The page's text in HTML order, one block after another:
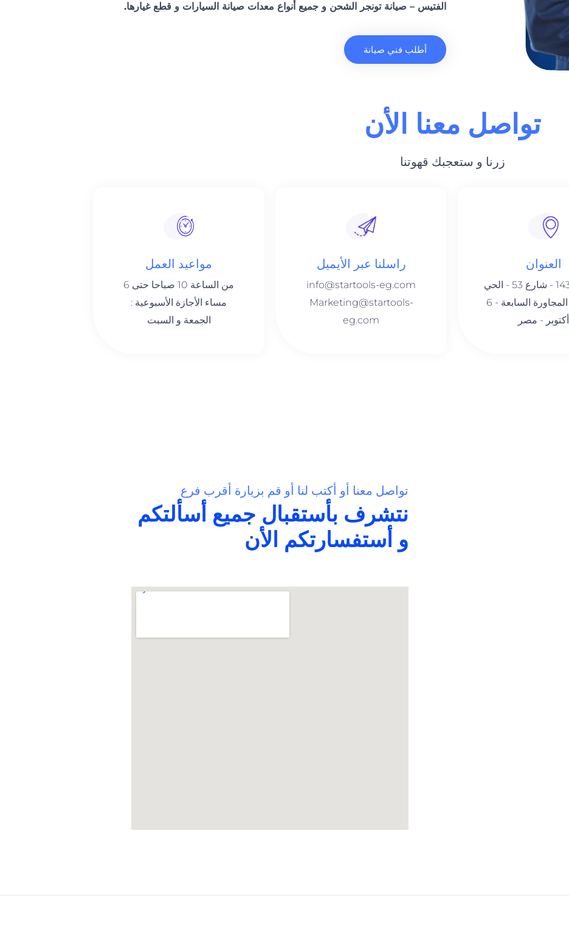
الفتيس – صيانة تونجر الشحن و جميع أنواع معدات صيانة السيارات و قطع غيارها.
أطلب فني صيانة
تواصل معنا الأن
زرنا و ستعجبك قهوتنا
العنوان
عمارة 1433 - شارع 53 - الحي
الثالث - المجاورة السابعة - 6
أكتوبر - مصر
راسلنا عبر الأيميل
info@startools-eg.com
Marketing@startools-
eg.com
مواعيد العمل
من الساعة 10 صباحا حتى 6
مساء الأجازة الأسبوعية :
الجمعة و السبت
تواصل معنا أو أكتب لنا أو قم بزيارة أقرب فرع
نتشرف بأستقبال جميع أسألتكم
و أستفسارتكم الأن